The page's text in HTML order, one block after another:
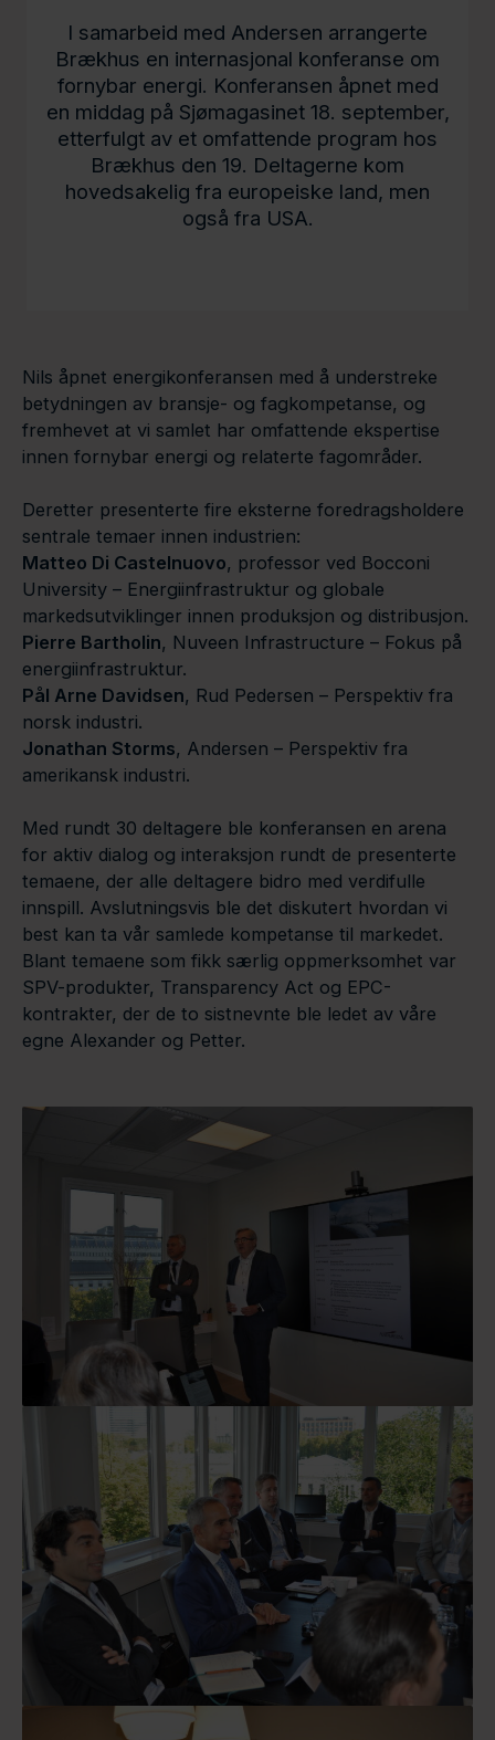
I samarbeid med Andersen arrangerte
Brækhus en internasjonal konferanse om
fornybar energi. Konferansen åpnet med
en middag på Sjømagasinet 18. september,
etterfulgt av et omfattende program hos
Brækhus den 19. Deltagerne kom
hovedsakelig fra europeiske land, men
også fra USA.
Nils åpnet energikonferansen med å understreke
betydningen av bransje- og fagkompetanse, og
fremhevet at vi samlet har omfattende ekspertise
innen fornybar energi og relaterte fagområder.
Deretter presenterte fire eksterne foredragsholdere
sentrale temaer innen industrien:
Matteo Di Castelnuovo, professor ved Bocconi
University – Energiinfrastruktur og globale
markedsutviklinger innen produksjon og distribusjon.
Pierre Bartholin, Nuveen Infrastructure – Fokus på
energiinfrastruktur.
Pål Arne Davidsen, Rud Pedersen – Perspektiv fra
norsk industri.
Jonathan Storms, Andersen – Perspektiv fra
amerikansk industri.
Med rundt 30 deltagere ble konferansen en arena
for aktiv dialog og interaksjon rundt de presenterte
temaene, der alle deltagere bidro med verdifulle
innspill. Avslutningsvis ble det diskutert hvordan vi
best kan ta vår samlede kompetanse til markedet.
Blant temaene som fikk særlig oppmerksomhet var
SPV-produkter, Transparency Act og EPC-
kontrakter, der de to sistnevnte ble ledet av våre
egne Alexander og Petter.